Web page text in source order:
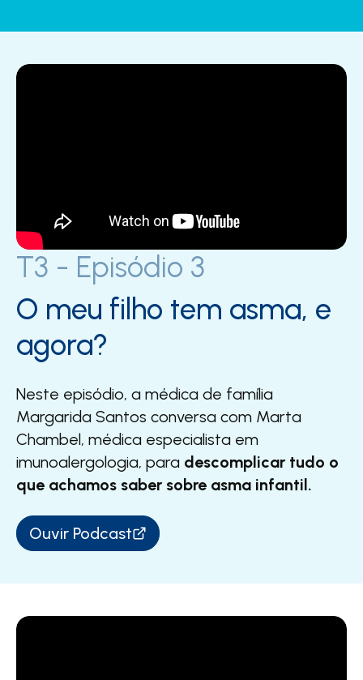
T3 - Episódio 3
O meu filho tem asma, e
agora?​
Neste episódio, a médica de família
Margarida Santos conversa com Marta
Chambel, médica especialista em
imunoalergologia, para descomplicar tudo o
que achamos saber sobre asma infantil.​
Ouvir Podcast